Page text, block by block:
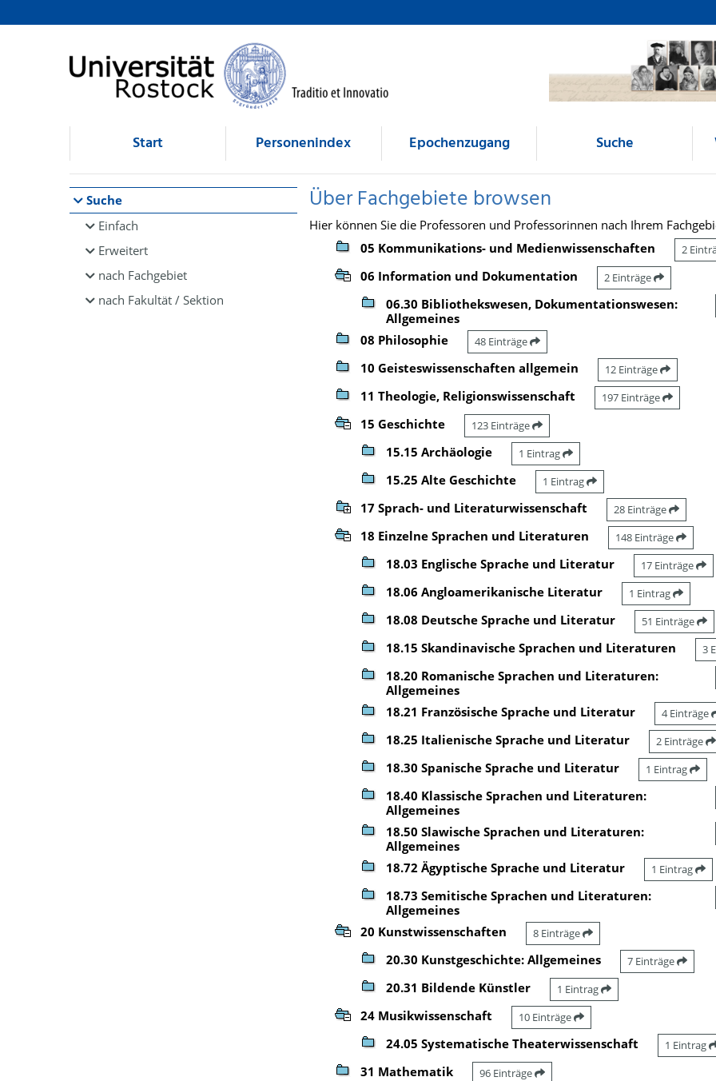
Browsen
direkt zum Inhalt
Start Personenindex Epochenzugang Suche
Suche
Einfach
Erweitert
nach Fachgebiet
nach Fakultät / Sektion
Über Fachgebiete browsen
Hier können Sie die Professoren und Professorinnen nach Ihrem
05 Kommunikations- und Medienwissenschaften
2
06 Information und Dokumentation 2 Einträge
06.30 Bibliothekswesen, Dokumentationswesen:
Allgemeines
08 Philosophie 48 Einträge
10 Geisteswissenschaften allgemein 12 Einträge
11 Theologie, Religionswissenschaft 197 Einträge
15 Geschichte 123 Einträge
15.15 Archäologie 1 Eintrag
15.25 Alte Geschichte 1 Eintrag
17 Sprach- und Literaturwissenschaft 28 Einträge
18 Einzelne Sprachen und Literaturen 148 Einträge
18.03 Englische Sprache und Literatur 17 Einträge
18.06 Angloamerikanische Literatur 1 Eintrag
18.08 Deutsche Sprache und Literatur 51 Einträge
18.15 Skandinavische Sprachen und Literaturen 3
18.20 Romanische Sprachen und Literaturen:
Allgemeines
18.21 Französische Sprache und Literatur 4 Einträge
18.25 Italienische Sprache und Literatur 2 Einträge
18.30 Spanische Sprache und Literatur 1 Eintrag
18.40 Klassische Sprachen und Literaturen:
Allgemeines
18.50 Slawische Sprachen und Literaturen:
Allgemeines
18.72 Ägyptische Sprache und Literatur 1 Eintrag
18.73 Semitische Sprachen und Literaturen:
Allgemeines
20 Kunstwissenschaften 8 Einträge
20.30 Kunstgeschichte: Allgemeines 7 Einträge
20.31 Bildende Künstler 1 Eintrag
24 Musikwissenschaft 10 Einträge
24.05 Systematische Theaterwissenschaft 1 Eintrag
31 Mathematik 96 Einträge